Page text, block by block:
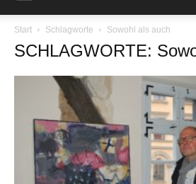
Start Schlagworte Sowohl als auch
SCHLAGWORTE: